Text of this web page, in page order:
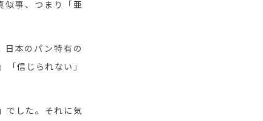
似事、つまり「亜
日本のパン特有の
信じられない」
でした。それに気